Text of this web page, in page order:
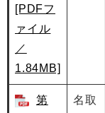
[PDFフ
ァイル
／
1.84MB]
第
名取